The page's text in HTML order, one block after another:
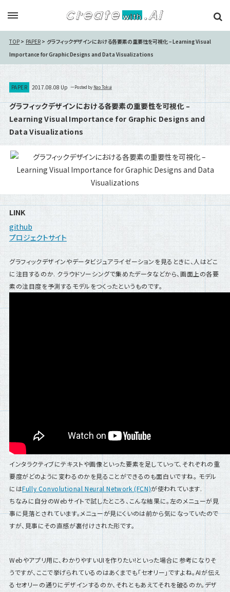
TOP PAPER
グラフィックデザインにおける各要素の重要性を可視化 – Learning Visual
Importance for Graphic Designs and Data Visualizations
PAPER 2017.08.08 Up Posted by Nao Tokui
グラフィックデザインにおける各要素の重要性を可視化 –
Learning Visual Importance for Graphic Designs and
Data Visualizations
LINK
github
プロジェクトサイト
グラフィックデザインやデータビジュアライゼーションを見るときに、人はどこ
に注目するのか. クラウドソーシングで集めたデータなどから、画面上の各要
素の注目度を予測するモデルをつくったというものです。
インタラクティブにテキストや画像といった要素を足していって、それぞれの重
要度がどのように変わるのかを見ることができるのも面白いですね。 モデル
にはFully Convolutional Neural Network (FCN)が使われています.
ちなみに自分のWebサイトで試したところ、こんな結果に。左のメニューが見
事に見落とされています。メニューが見にくいのは前から気になっていたので
すが、見事にその直感が裏付けされた形です。
Webやアプリ用に、わかりやすいUIを作りたい!といった場合に参考になりそ
うですが、ここで挙げられているのはあくまでも「セオリー」ですよね。AIが伝え
るセオリーの通りにデザインするのか、それともあえてそれを破るのか。デザ